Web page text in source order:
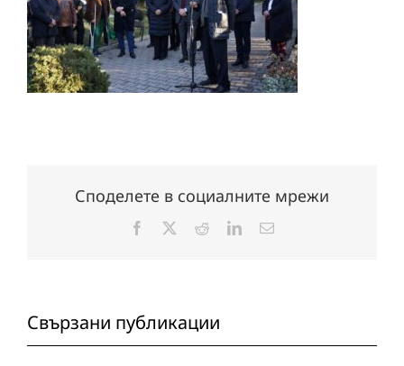
Споделете в социалните мрежи
Facebook RedditLinkedInЕлектронна
Свързани публикации